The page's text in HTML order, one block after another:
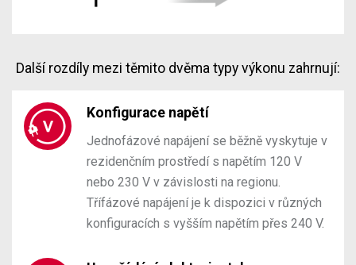
Další rozdíly mezi těmito dvěma typy výkonu zahrnují:
Konfigurace napětí
Jednofázové napájení se běžně vyskytuje v
rezidenčním prostředí s napětím 120 V
nebo 230 V v závislosti na regionu.
Třífázové napájení je k dispozici v různých
konfiguracích s vyšším napětím přes 240 V.